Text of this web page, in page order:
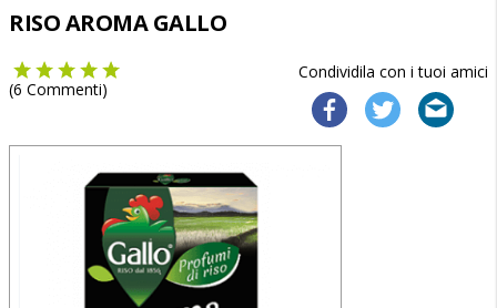
RISO AROMA GALLO
Condividila con i tuoi amici
(6 Commenti)